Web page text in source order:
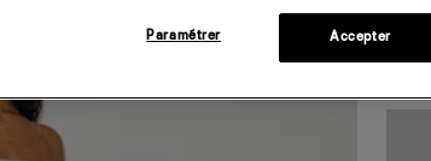
Paramétrer Accepter